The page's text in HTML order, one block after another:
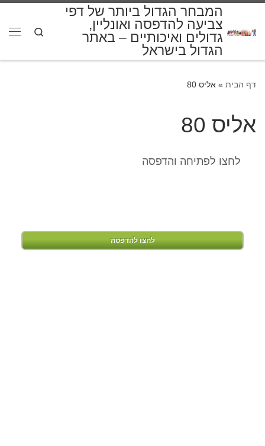
המבחר הגדול ביותר של דפי
צביעה להדפסה ואונליין,
גדולים ואיכותיים – באתר
הגדול בישראל
Search
דף הבית » אליס 80
אליס 80
לחצו לפתיחה והדפסה
לחצו להדפסה